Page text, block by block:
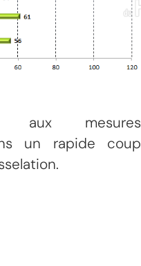
aux mesures
un rapide coup